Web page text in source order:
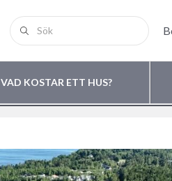
VAD KOSTAR ETT HUS?